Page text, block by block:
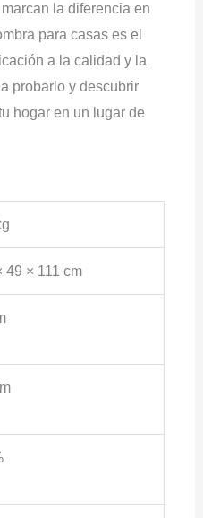
la diferencia en
para casas es el
a la calidad y la
probarlo y descubrir
hogar en un lugar de
49 × 111 cm